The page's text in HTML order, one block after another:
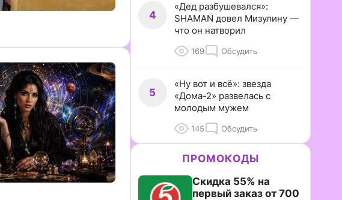
4
«Дед разбушевался»:
SHAMAN довел Мизулину —
что он натворил
169 Обсудить
5
«Ну вот и всё»: звезда
«Дома-2» развелась с
молодым мужем
145 Обсудить
ПРОМОКОДЫ
Скидка 55% на
первый заказ от 700